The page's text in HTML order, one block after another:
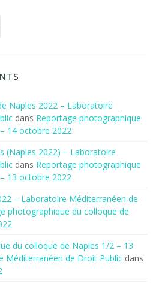
Naples 2022 – Laboratoire
dans Reportage photographique
14 octobre 2022
(Naples 2022) – Laboratoire
dans Reportage photographique
13 octobre 2022
– Laboratoire Méditerranéen de
photographique du colloque de
du colloque de Naples 1/2 – 13
Méditerranéen de Droit Public dans